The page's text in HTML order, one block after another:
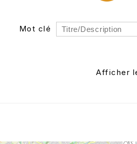
Mot clé
Auteur
Afficher